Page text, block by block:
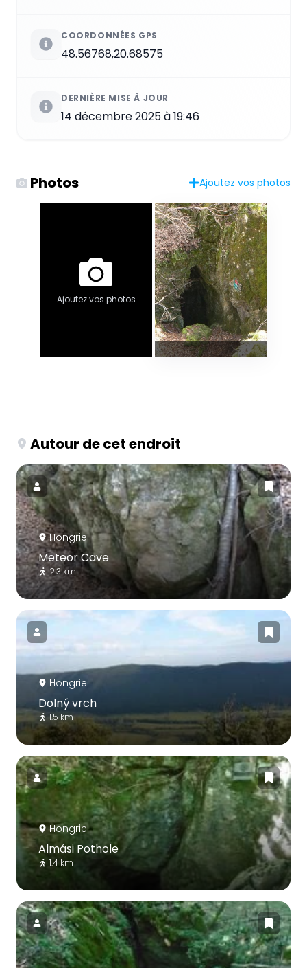
COORDONNÉES GPS
48.56768,20.68575
DERNIÈRE MISE À JOUR
14 décembre 2025 à 19:46
Photos Ajoutez vos photos
Ajoutez vos photos
Autour de cet endroit
Hongrie
Meteor Cave
2.3 km
Hongrie
Dolný vrch
1.5 km
Hongrie
Almási Pothole
1.4 km